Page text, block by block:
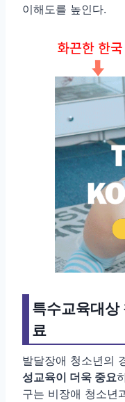
이해도를 높인다.
특수교육대상
료
발달장애 청소년의
성교육이 더욱 중요
구는 비장애 청소년